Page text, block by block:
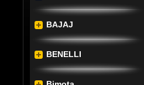
BAJAJ
BENELLI